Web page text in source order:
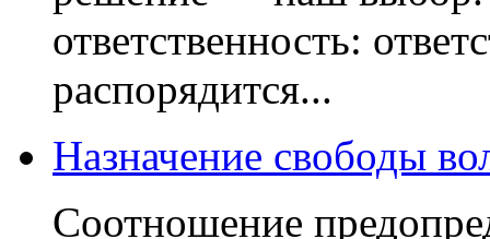
ответственность:
распорядится...
Назначение свободы
Соотношение